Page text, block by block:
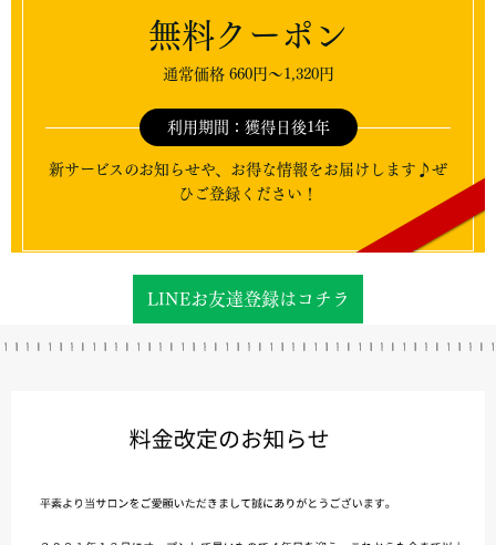
無料クーポン
通常価格 660円～1,320円
利用期間：獲得日後1年
新サービスのお知らせや、お得な情報をお届けします♪ぜ
ひご登録ください！
LINEお友達登録はコチラ